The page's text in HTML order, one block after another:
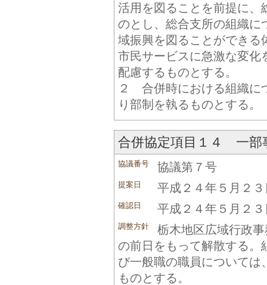
活用を図ることを前提に、
のとし、総合支所の組織に
域振興を図ることができる
市民サービスに急激な変化
配慮するものとする。
２ 合併時における組織に
り部制を執るものとする。
合併協定項目１４ 一部
協議番号 協議第７号
提案日 平成２４年５月２３
確認日 平成２４年５月２３
調整方針
栃木地区広域行政
の前日をもって解散する。
び一般職の職員については
ものとする。